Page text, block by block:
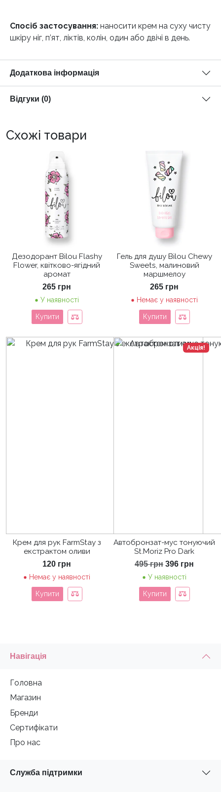
Спосіб застосування: наносити крем на суху чисту
шкіру ніг, п’ят, ліктів, колін, один або двічі в день.
Додаткова інформація
Відгуки (0)
Схожі товари
Дезодорант Bilou Flashy
Flower, квітково-ягідний
аромат
265 грн
У наявності
Купити
Гель для душу Bilou Chewy
Sweets, малиновий
маршмелоу
265 грн
Немає у наявності
Купити
Крем для рук FarmStay з
екстрактом оливи
120 грн
Немає у наявності
Купити
Акція!
Автобронзат-мус тонуючий
St.Moriz Pro Dark
495грн Оригінальна
495 грн.
396 грн
У наявності
Купити
Навігація
Головна
Магазин
Бренди
Сертифікати
Про нас
Служба підтримки